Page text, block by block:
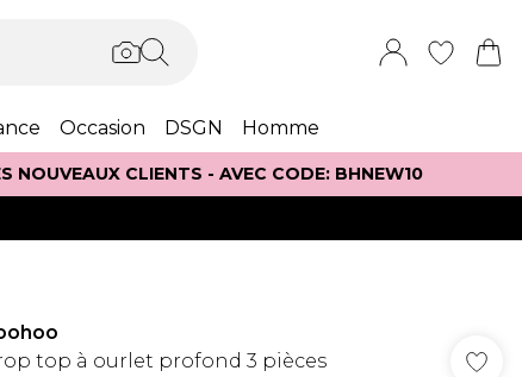
Occasion DSGN Homme
NOUVEAUX CLIENTS - AVEC CODE: BHNEW10
top à ourlet profond 3 pièces